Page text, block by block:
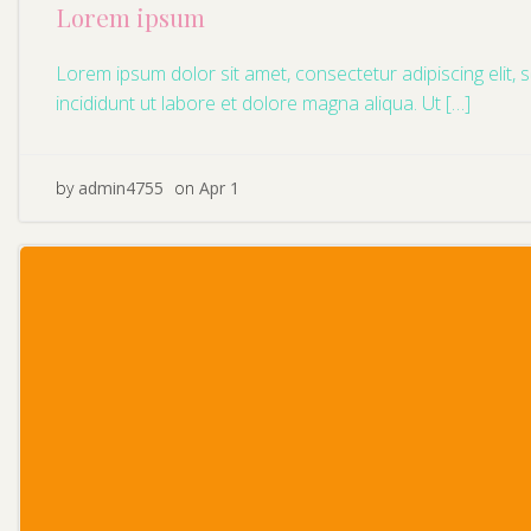
Lorem ipsum
Lorem ipsum dolor sit amet, consectetur adipiscing elit,
incididunt ut labore et dolore magna aliqua. Ut […]
by admin4755 on Apr 1